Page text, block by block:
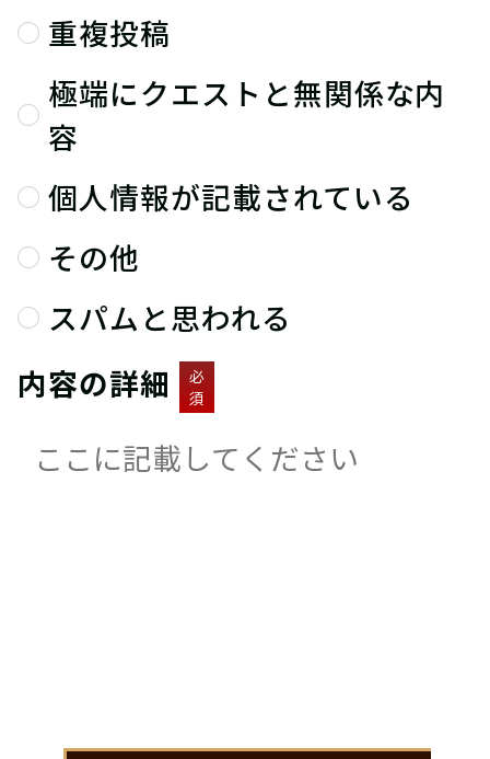
重複投稿
極端にクエストと無関係な内
容
個人情報が記載されている
その他
スパムと思われる
内容の詳細
必
須